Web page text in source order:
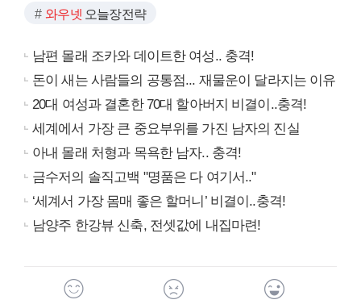
와우넷 오늘장전략
남편 몰래 조카와 데이트한 여성.. 충격!
돈이 새는 사람들의 공통점... 재물운이 달라지는 이유
20대 여성과 결혼한 70대 할아버지 비결이..충격!
세계에서 가장 큰 중요부위를 가진 남자의 진실
아내 몰래 처형과 목욕한 남자.. 충격!
금수저의 솔직고백 "명품은 다 여기서.."
‘세계서 가장 몸매 좋은 할머니’ 비결이..충격!
남양주 한강뷰 신축, 전셋값에 내집마련!